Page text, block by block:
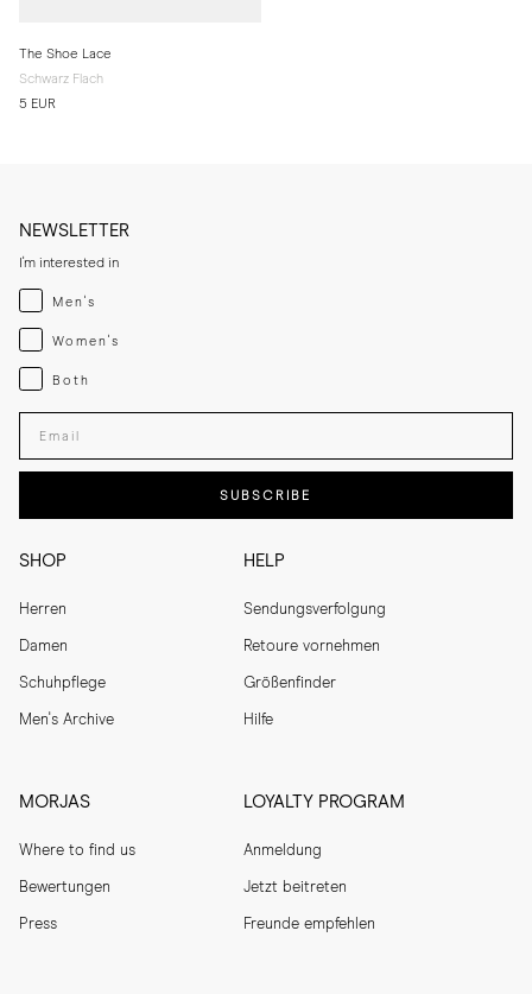
The Shoe Lace
Schwarz Flach
5 EUR
SHOP
Herren
Damen
Schuhpflege
Men's Archive
HELP
Sendungsverfolgung
Retoure vornehmen
Größenfinder
Hilfe
MORJAS
Where to find us
Bewertungen
Press
LOYALTY PROGRAM
Anmeldung
Jetzt beitreten
Freunde empfehlen
NEWSLETTER
I'm interested in
Menswear
Men's
Womenswear
Women's
Both
Both
Enter your email adress
SUBSCRIBE